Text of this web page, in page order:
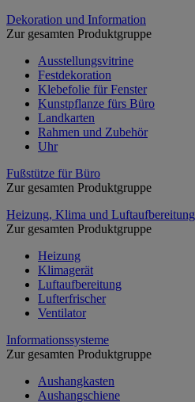
Dekoration und Information
Zur gesamten Produktgruppe
Ausstellungsvitrine
Festdekoration
Klebefolie für Fenster
Kunstpflanze fürs Büro
Landkarten
Rahmen und Zubehör
Uhr
Fußstütze für Büro
Zur gesamten Produktgruppe
Heizung, Klima und Luftaufbereitung
Zur gesamten Produktgruppe
Heizung
Klimagerät
Luftaufbereitung
Lufterfrischer
Ventilator
Informationssysteme
Zur gesamten Produktgruppe
Aushangkasten
Aushangschiene